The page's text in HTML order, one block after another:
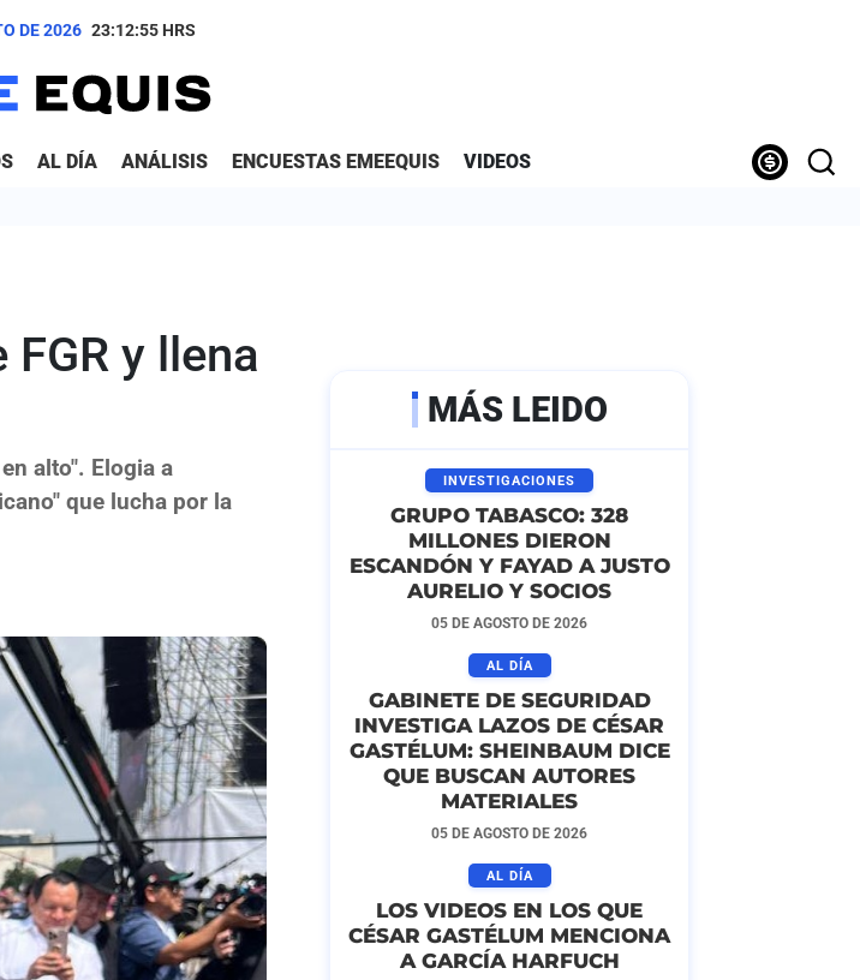
DE 2026 23:12:56 HRS
AL DÍA ANÁLISIS ENCUESTAS EMEEQUIS VIDEOS
y llena
alto". Elogia a
que lucha por la
MÁS LEIDO
INVESTIGACIONES
GRUPO TABASCO: 328
MILLONES DIERON
ESCANDÓN Y FAYAD A JUSTO
AURELIO Y SOCIOS
05 DE AGOSTO DE 2026
AL DÍA
GABINETE DE SEGURIDAD
INVESTIGA LAZOS DE CÉSAR
GASTÉLUM: SHEINBAUM DICE
QUE BUSCAN AUTORES
MATERIALES
05 DE AGOSTO DE 2026
AL DÍA
LOS VIDEOS EN LOS QUE
CÉSAR GASTÉLUM MENCIONA
A GARCÍA HARFUCH